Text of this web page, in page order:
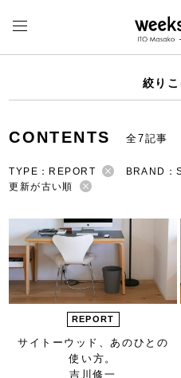
絞り
CONTENTS 全7記事
TYPE：REPORT
BRAND：
更新が古い順
REPORT
サイトーウッド、 あのひとの
使い方。
吉川修一